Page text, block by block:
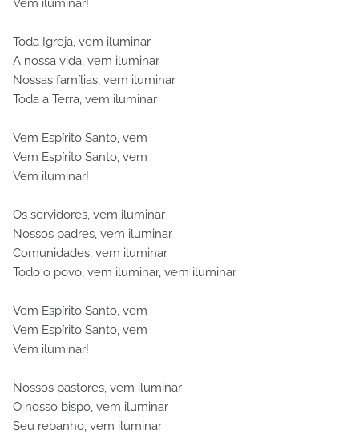
Vem iluminar!
Toda Igreja, vem iluminar
A nossa vida, vem iluminar
Nossas famílias, vem iluminar
Toda a Terra, vem iluminar
Vem Espírito Santo, vem
Vem Espírito Santo, vem
Vem iluminar!
Os servidores, vem iluminar
Nossos padres, vem iluminar
Comunidades, vem iluminar
Todo o povo, vem iluminar, vem iluminar
Vem Espírito Santo, vem
Vem Espírito Santo, vem
Vem iluminar!
Nossos pastores, vem iluminar
O nosso bispo, vem iluminar
Seu rebanho, vem iluminar